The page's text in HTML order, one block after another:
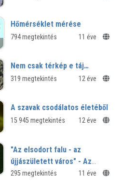
Hőmérséklet mérése
794 megtekintés 11 éve
Nem csak térkép e táj…
319 megtekintés 12 éve
A szavak csodálatos életéből
15 945 megtekintés 12 éve
"Az elsodort falu - az
újjászületett város" - Az
1965-ös árvíz története a
295 megtekintés 11 éve